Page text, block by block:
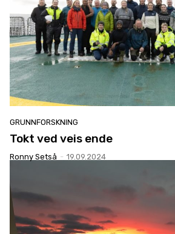
GRUNNFORSKNING
Tokt ved veis ende
Ronny Setså - 19.09.2024